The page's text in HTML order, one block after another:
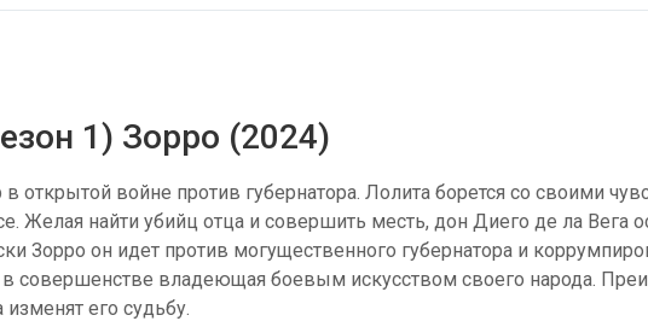
1) Зорро (2024)
в открытой войне против губернатора. Лолита борется со своими
Желая найти убийц отца и совершить месть, дон Диего де ла
Зорро он идет против могущественного губернатора и
совершенстве владеющая боевым искусством своего народа.
его судьбу.